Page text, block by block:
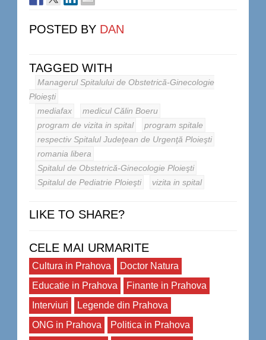
POSTED BY DAN
TAGGED WITH
Managerul Spitalului de Obstetrică-Ginecologie
Ploieşti
mediafax
medicul Călin Boeru
program de vizita in spital
program spitale
respectiv Spitalul Judeţean de Urgenţă Ploieşti
romania libera
Spitalul de Obstetrică-Ginecologie Ploieşti
Spitalul de Pediatrie Ploieşti
vizita in spital
LIKE TO SHARE?
CELE MAI URMARITE
Cultura in Prahova
Doctor Natura
Educatie in Prahova
Finante in Prahova
Interviuri
Legende din Prahova
ONG in Prahova
Politica in Prahova